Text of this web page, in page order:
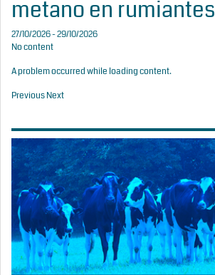
metano en rumiantes
27/10/2026 - 29/10/2026
No content
A problem occurred while loading content.
PreviousNext